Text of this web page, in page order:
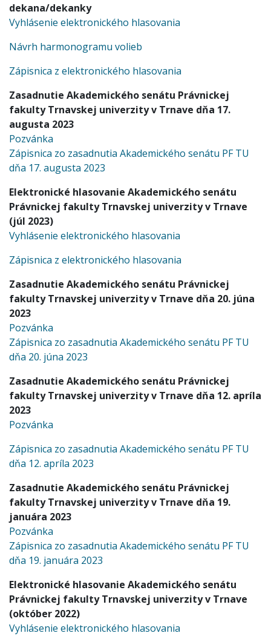
dekana/dekanky
Vyhlásenie elektronického hlasovania
Návrh harmonogramu volieb
Zápisnica z elektronického hlasovania
Zasadnutie Akademického senátu Právnickej
fakulty Trnavskej univerzity v Trnave dňa 17.
augusta 2023
Pozvánka
Zápisnica zo zasadnutia Akademického senátu PF TU
dňa 17. augusta 2023
Elektronické hlasovanie Akademického senátu
Právnickej fakulty Trnavskej univerzity v Trnave
(júl 2023)
Vyhlásenie elektronického hlasovania
Zápisnica z elektronického hlasovania
Zasadnutie Akademického senátu Právnickej
fakulty Trnavskej univerzity v Trnave dňa 20. júna
2023
Pozvánka
Zápisnica zo zasadnutia Akademického senátu PF TU
dňa 20. júna 2023
Zasadnutie Akademického senátu Právnickej
fakulty Trnavskej univerzity v Trnave dňa 12. apríla
2023
Pozvánka
Zápisnica zo zasadnutia Akademického senátu PF TU
dňa 12. apríla 2023
Zasadnutie Akademického senátu Právnickej
fakulty Trnavskej univerzity v Trnave dňa 19.
januára 2023
Pozvánka
Zápisnica zo zasadnutia Akademického senátu PF TU
dňa 19. januára 2023
Elektronické hlasovanie Akademického senátu
Právnickej fakulty Trnavskej univerzity v Trnave
(október 2022)
Vyhlásenie elektronického hlasovania